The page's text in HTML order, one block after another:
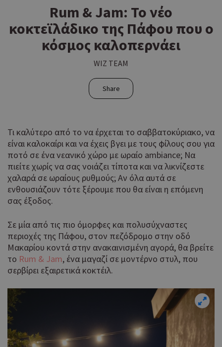
Rum & Jam: Το νέο
κοκτεϊλάδικο της Πάφου που ο
κόσμος καλοπερνάει
WIZ TEAM
Share
Τι καλύτερο από το να έρχεται το σαββατοκύριακο, να
είναι καλοκαίρι και να έχεις βγει με τους φίλους σου για
ποτό σε ένα νεανικό χώρο με ωραίο ambiance; Nα
πιείτε χωρίς να σας νοιάζει τίποτα και να λικνίζεστε
χαλαρά σε ωραίους ρυθμούς; Αν όλα αυτά σε
ενθουσιάζουν τότε ξέρουμε που θα είναι η επόμενη
σας έξοδος.
Σε μία από τις πιο όμορφες και πολυσύχναστες
περιοχές της Πάφου, στον πεζόδρομο στην οδό
Μακαρίου κοντά στην ανακαινισμένη αγορά, θα βρείτε
το Rum & Jam, ένα μαγαζί σε μοντέρνο στυλ, που
σερβίρει εξαιρετικά κοκτέιλ.